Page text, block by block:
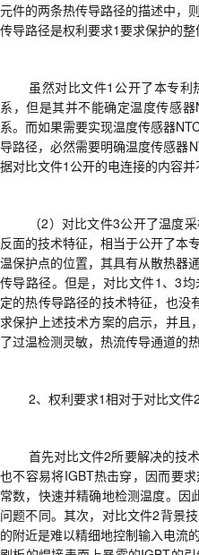
元件的两条热传导路径的描述中，
传导路径是权利要求1要求保护的整
虽然对比文件1公开了本专利
系，但是其并不能确定温度传感器
系。而如果需要实现温度传感器
导路径，必然需要明确温度传感器
据对比文件1公开的电连接的内容
（2） 对比文件3公开了温度
反面的技术特征，相当于公开了本
温保护点的位置，其具有从散热器
传导路径。但是，对比文件1、3
定的热传导路径的技术特征，也没
求保护 上述技术方案的启示， 并且
了过温检测灵敏，热流传导通道的
2、 权利要求1相对于对比文件
首先对比文件2所要解决的技
也不容易将IGBT热击穿，因而要
常数，快速并精确地检测温度。因
问题不同。其次，对比文件2背景
的附近是难以精细地控制输入电流